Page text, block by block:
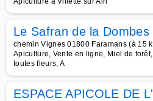
Le Safran de la Dombes
chemin Vignes 01800 Faramans (à 15
Apiculture, Vente en ligne, Miel de
toutes fleurs, A
ESPACE APICOLE DE